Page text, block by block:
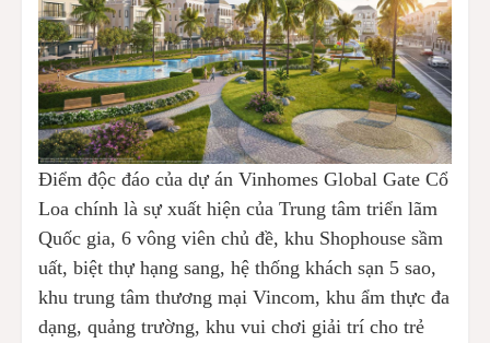
Điểm độc đáo của dự án Vinhomes Global Gate Cổ
Loa chính là sự xuất hiện của Trung tâm triển lãm
Quốc gia, 6 vông viên chủ đề, khu Shophouse sầm
uất, biệt thự hạng sang, hệ thống khách sạn 5 sao,
khu trung tâm thương mại Vincom, khu ẩm thực đa
dạng, quảng trường, khu vui chơi giải trí cho trẻ